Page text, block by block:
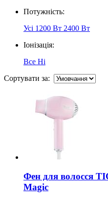
Потужність:
Усі 1200 Вт 2400 Вт
Іонізація:
Все Ні
Сортувати за:
Фен для волосся
Magic